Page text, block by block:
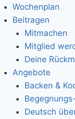
Wochenplan
Beitragen
Mitmachen
Mitglied
Deine
Angebote
Backen &
Deutsch